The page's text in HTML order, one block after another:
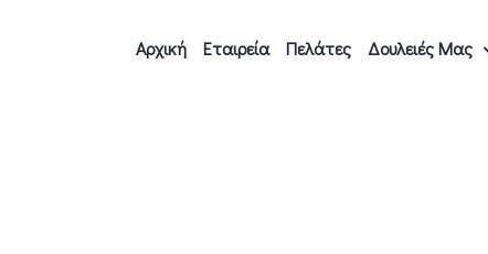
Αρχική Εταιρεία Πελάτες Δουλειές Μας